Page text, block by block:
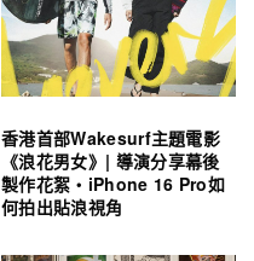
香港首部Wakesurf主題電影
《浪花男女》| 導演分享幕後
製作花絮・iPhone 16 Pro如
何拍出貼浪視角